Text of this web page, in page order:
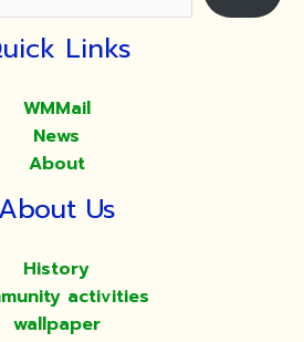
Links
WMMail
News
About
About Us
History
activities
wallpaper